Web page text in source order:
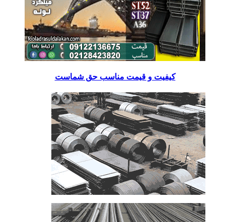
کیفیت و قیمت مناسب حق شماست